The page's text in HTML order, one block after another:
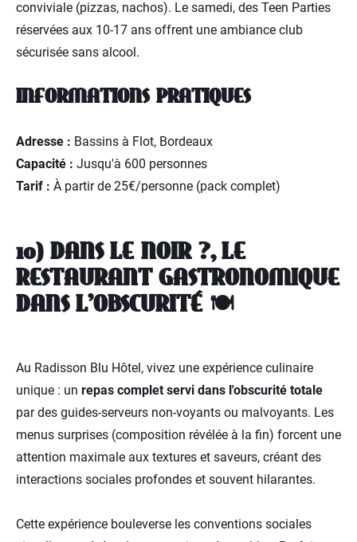
conviviale (pizzas, nachos). Le samedi, des Teen Parties
réservées aux 10-17 ans offrent une ambiance club
sécurisée sans alcool.
INFORMATIONS PRATIQUES
Adresse : Bassins à Flot, Bordeaux
Capacité : Jusqu'à 600 personnes
Tarif : À partir de 25€/personne (pack complet)
10) DANS LE NOIR ?, LE
RESTAURANT GASTRONOMIQUE
DANS L'OBSCURITÉ 🍽️
Au Radisson Blu Hôtel, vivez une expérience culinaire
unique : un repas complet servi dans l'obscurité totale
par des guides-serveurs non-voyants ou malvoyants. Les
menus surprises (composition révélée à la fin) forcent une
attention maximale aux textures et saveurs, créant des
interactions sociales profondes et souvent hilarantes.
Cette expérience bouleverse les conventions sociales